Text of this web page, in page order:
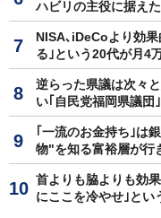
ハビリの主役に据え
NISA､iDeCoより効
る｣という20代が月4
逆らった県議は次々
い｢自民党福岡県議団
｢一流のお金持ち｣は
物"を知る富裕層が行
首よりも脇よりも効
にここを冷やせ｣とい